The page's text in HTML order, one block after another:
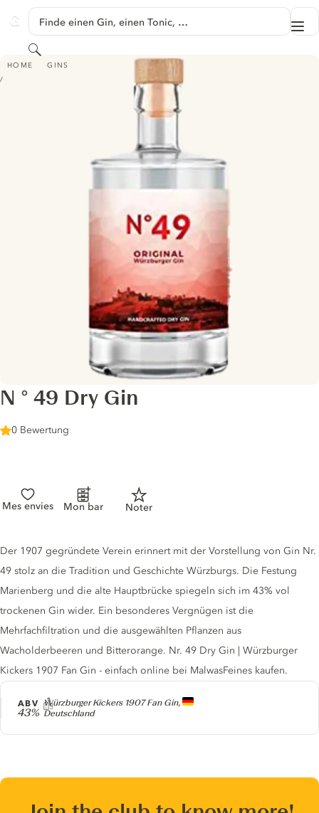
GINVENTORY
Finde einen Gin, einen Tonic, …
Suchen
HOME GINS
N ° 49 DRY GIN
N ° 49 Dry Gin
0 Bewertung
Mes envies Mon bar Noter
Producer
Würzburger Kickers 1907 Fan Gin,
Deutschland
ABV
43%
Gin description
Der 1907 gegründete Verein erinnert mit der Vorstellung von Gin Nr.
49 stolz an die Tradition und Geschichte Würzburgs. Die Festung
Marienberg und die alte Hauptbrücke spiegeln sich im 43% vol
trockenen Gin wider. Ein besonderes Vergnügen ist die
Mehrfachfiltration und die ausgewählten Pflanzen aus
Wacholderbeeren und Bitterorange. Nr. 49 Dry Gin | Würzburger
Kickers 1907 Fan Gin - einfach online bei MalwasFeines kaufen.